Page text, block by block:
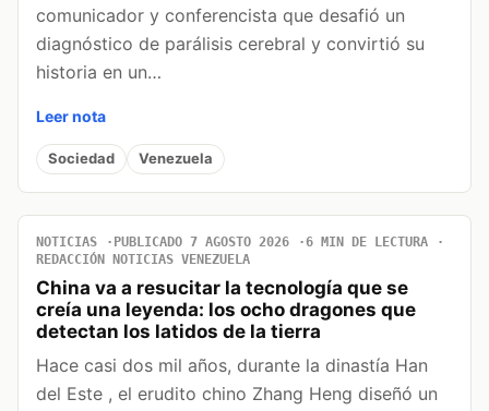
comunicador y conferencista que desafió un
diagnóstico de parálisis cerebral y convirtió su
historia en un…
Leer nota
Sociedad Venezuela
NOTICIAS PUBLICADO 7 AGOSTO 2026
6 MIN DE LECTURA
REDACCIÓN NOTICIAS VENEZUELA
China va a resucitar la tecnología que se
creía una leyenda: los ocho dragones que
detectan los latidos de la tierra
Hace casi dos mil años, durante la dinastía Han
del Este , el erudito chino Zhang Heng diseñó un